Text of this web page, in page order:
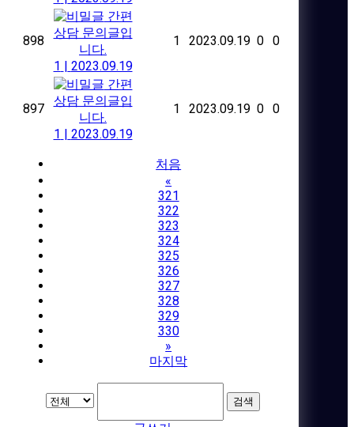
898
간편
상담 문의글입
니다.
1 | 2023.09.19
1 2023.09.19 0 0
897
간편
상담 문의글입
니다.
1 | 2023.09.19
1 2023.09.19 0 0
처음
«
321
322
323
324
325
326
327
328
329
330
»
마지막
검색